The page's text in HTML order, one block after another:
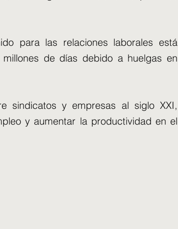
para las relaciones laborales está
de días debido a huelgas en
sindicatos y empresas al siglo XXI,
y aumentar la productividad en el